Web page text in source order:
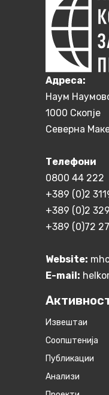
Aдреса:
Наум
1000 Скопје
Северна
Телефони
0800 44 222
+389 (0)2
+389 (0)2
+389 (0)72
Website:
E-mail:
Извештаи
Соопштенија
Публикации
Анализи